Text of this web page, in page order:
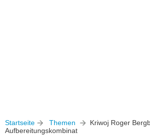
Startseite Themen
Kriwoj Roger
Aufbereitungskombinat